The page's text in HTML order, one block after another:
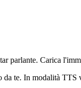
parlante. Carica
te. In modalità